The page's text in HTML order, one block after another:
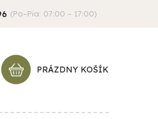
(Po–Pia: 07:00 – 17:00)
NÁKUPNÝ
KOŠÍK
PRÁZDNY KOŠÍK